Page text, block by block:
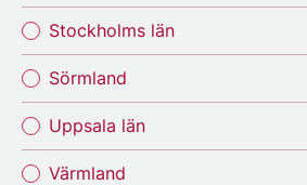
Stockholms län
Sörmland
Uppsala län
Värmland